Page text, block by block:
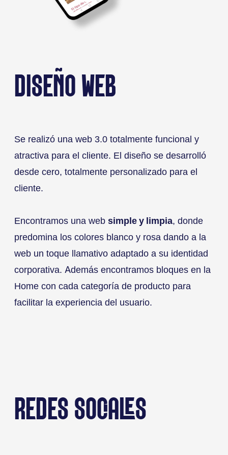
DISEÑO WEB
Se realizó una web 3.0 totalmente funcional y
atractiva para el cliente. El diseño se desarrolló
desde cero, totalmente personalizado para el
cliente.
Encontramos una web simple y limpia, donde
predomina los colores blanco y rosa dando a la
web un toque llamativo adaptado a su identidad
corporativa. Además encontramos bloques en la
Home con cada categoría de producto para
facilitar la experiencia del usuario.
REDES SOCIALES